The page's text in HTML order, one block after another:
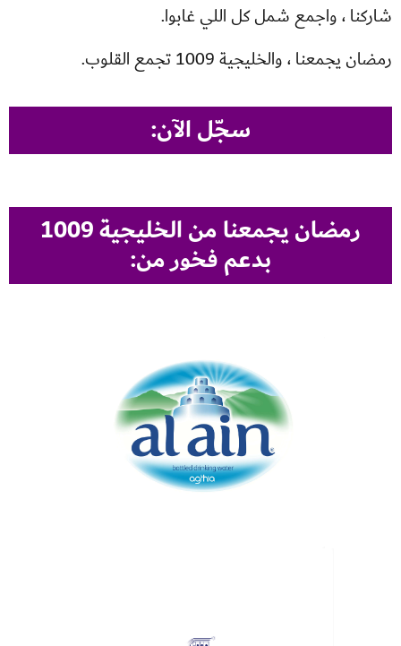
شاركنا ، واجمع شمل كل اللي غابوا.
رمضان يجمعنا ، والخليجية 1009 تجمع القلوب.
سجّل الآن:
رمضان يجمعنا من الخليجية 1009
بدعم فخور من: